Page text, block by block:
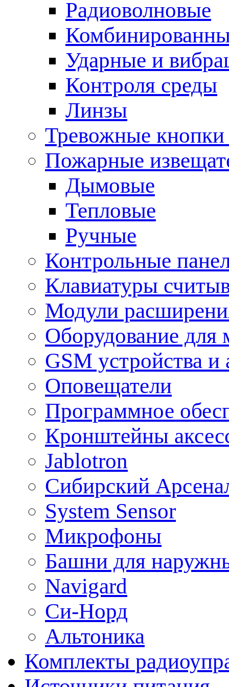
Радиоволновые
Ударные и
Контроля среды
Линзы
Тревожные кнопки
Пожарные
Дымовые
Тепловые
Ручные
Контрольные
Клавиатуры
Модули
Оборудование для
GSM устройства и
Оповещатели
Программное
Кронштейны
Jablotron
Сибирский
System Sensor
Микрофоны
Башни для
Navigard
Си-Норд
Альтоника
Комплекты